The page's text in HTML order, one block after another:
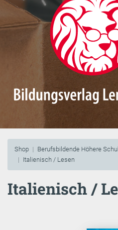
Shop Berufsbildende Höhere
Italienisch / Lesen
Italienisch /